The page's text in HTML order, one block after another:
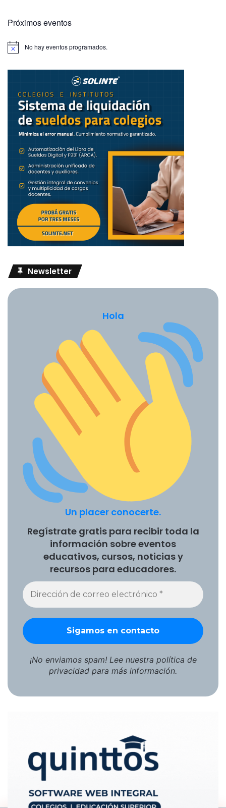
Próximos eventos
No hay eventos programados.
Newsletter
Hola
Un placer conocerte.
Regístrate gratis para recibir toda la
información sobre eventos
educativos, cursos, noticias y
recursos para educadores.
¡No enviamos spam! Lee nuestra política de
privacidad para más información.